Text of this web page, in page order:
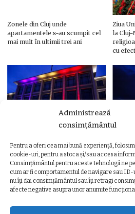
Administrează
consimțământul
Pentru a oferi cea mai bună experiență,
cookie-uri, pentru a stoca și/sau accesa
Consimțământul pentru aceste tehnologii ne
cum ar fi comportamentul de navigare sau
nu îți dai consimțământul sau îți retragi
afecte negative asupra unor anumite
Zonele din Cluj unde
apartamentele s-au scumpit cel
mai mult în ultimii trei ani
Ziua
la Cluj-
cu
Ziua Unirii Principatelor Române
– Clădiri și poduri din Cluj,
iluminate în culorile drapelului
Ziua